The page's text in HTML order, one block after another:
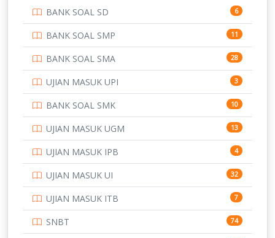
3
169
7
PTDI STTD 4
133
SMA 146
SMK 231
SMP 134
STIP 2
153
BANK SOAL SD 6
BANK SOAL SMP 11
BANK SOAL SMA 28
UJIAN MASUK UPI 3
BANK SOAL SMK 10
UJIAN MASUK UGM 13
UJIAN MASUK IPB 4
UJIAN MASUK UI 32
UJIAN MASUK ITB 7
SNBT 74